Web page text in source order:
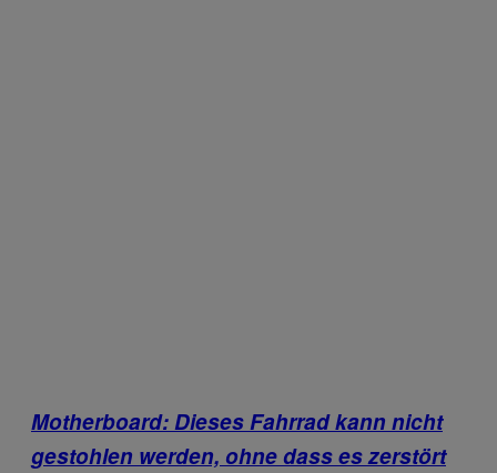
Motherboard: Dieses Fahrrad kann nicht
gestohlen werden, ohne dass es zerstört